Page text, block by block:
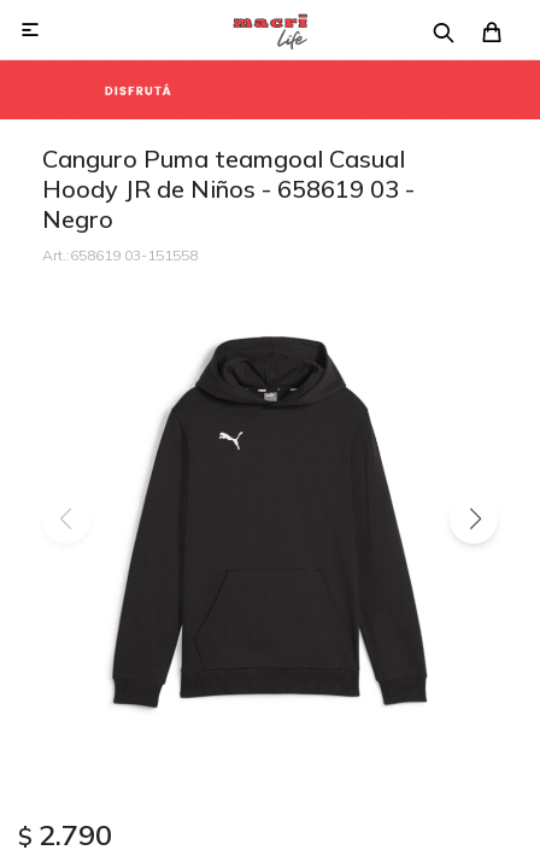

Canguro Puma teamgoal Casual
Hoody JR de Niños - 658619 03 -
Negro
658619 03-151558
$ 2.790